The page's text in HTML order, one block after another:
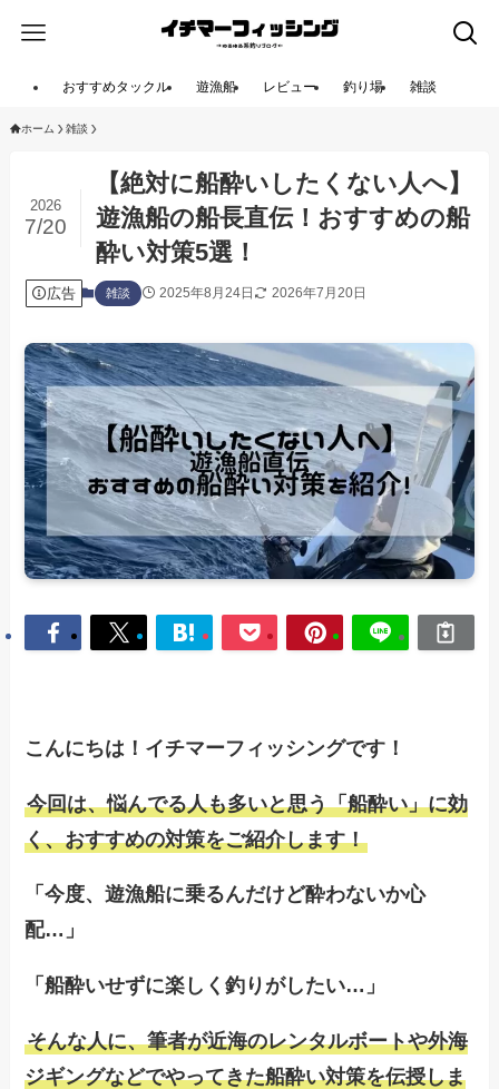
おすすめタックル 遊漁船 レビュー 釣り場 雑談
ホーム 雑談
【絶対に船酔いしたくない人へ】
遊漁船の船長直伝！おすすめの船
酔い対策5選！
2026
7/20
広告 雑談 2025年8月24日 2026年7月20日
こんにちは！イチマーフィッシングです！
今回は、悩んでる人も多いと思う「船酔い」に効
く、おすすめの対策をご紹介します！
「今度、遊漁船に乗るんだけど酔わないか心
配…」
「船酔いせずに楽しく釣りがしたい…」
そんな人に、筆者が近海のレンタルボートや外海
ジギングなどでやってきた船酔い対策を伝授しま